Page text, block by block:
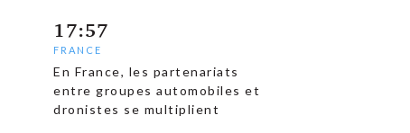
17:57
FRANCE
En France, les partenariats
entre groupes automobiles et
dronistes se multiplient